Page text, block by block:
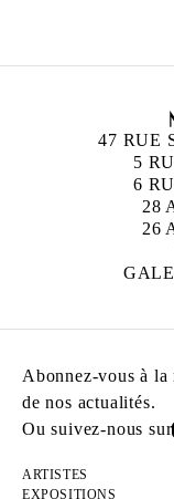
47 RUE
5
6
28
26
Abonnez-vous à la
de nos actualités.
Ou suivez-nous sur
ARTISTES
EXPOSITIONS